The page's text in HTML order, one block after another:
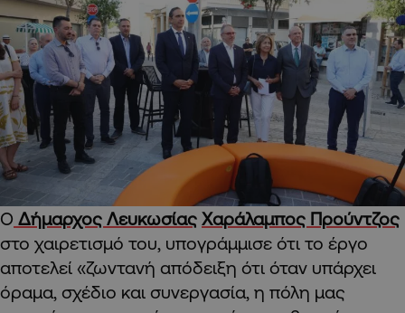
Ο Δήμαρχος Λευκωσίας Χαράλαμπος Προύντζος
στο χαιρετισμό του, υπογράμμισε ότι το έργο
αποτελεί «ζωντανή απόδειξη ότι όταν υπάρχει
όραμα, σχέδιο και συνεργασία, η πόλη μας